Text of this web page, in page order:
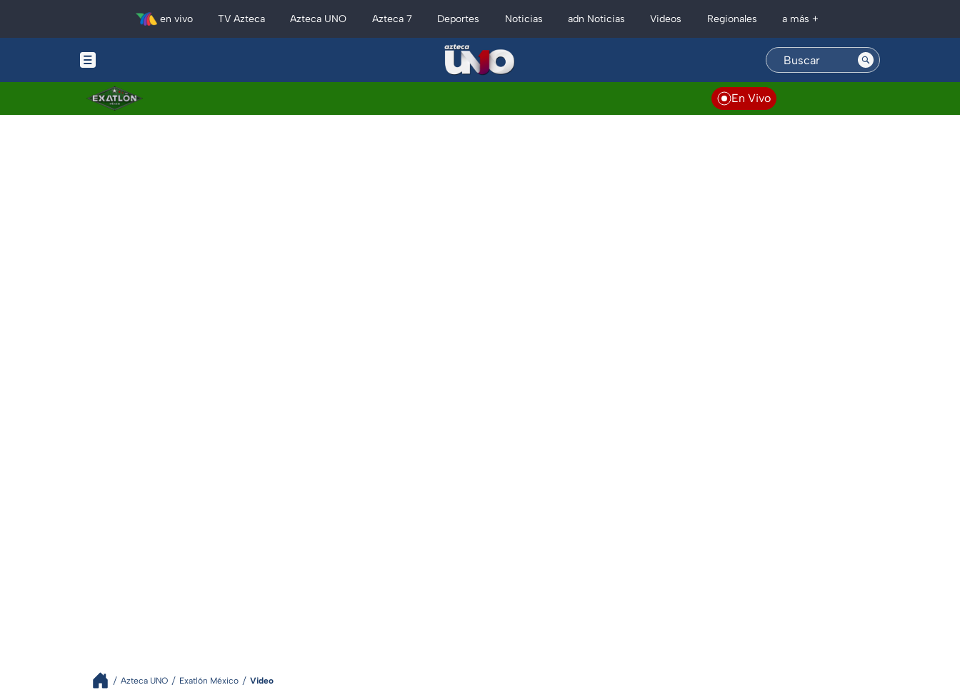
en vivo TV Azteca Azteca UNO Azteca 7 Deportes Noticias adn Noticias Videos Regionales a más +
En Vivo
Azteca UNO Exatlón México Video